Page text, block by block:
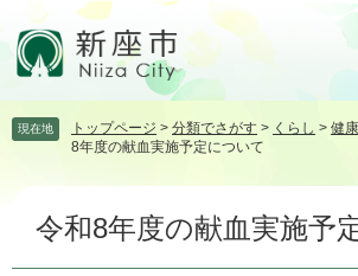
頭飛 現在地 トップページ > 分類でさがす > くらし > 健
8年度の献血実施予定について
令和8年度の献血実施予